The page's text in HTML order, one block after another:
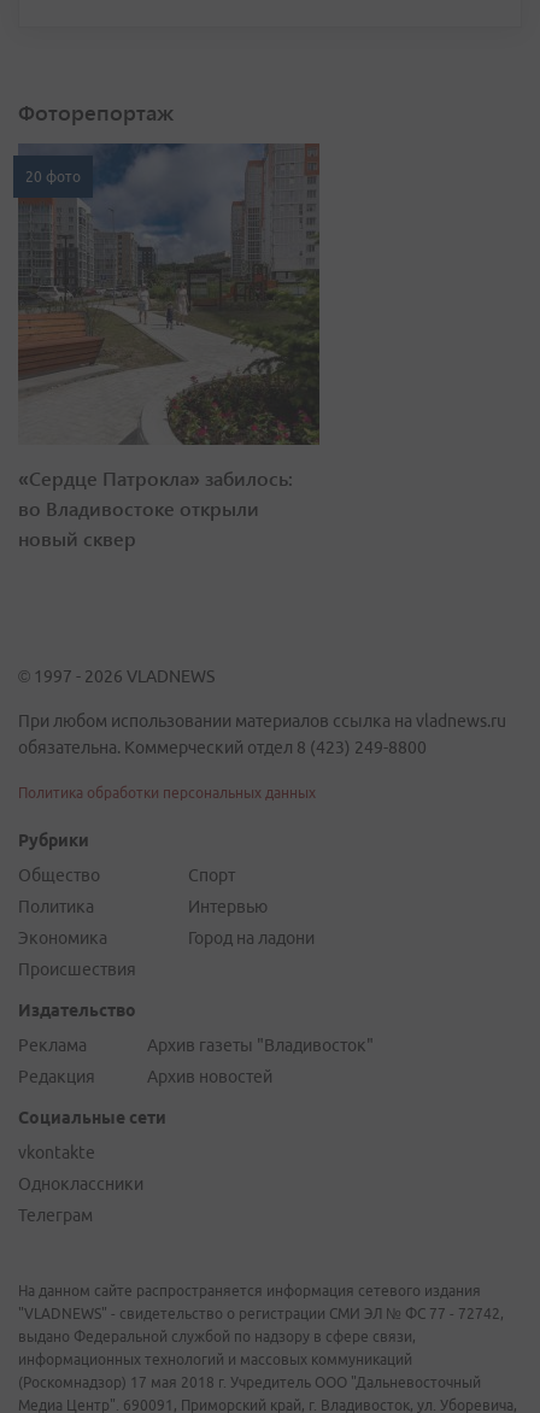
Фоторепортаж
20 фото
«Сердце Патрокла» забилось:
во Владивостоке открыли
новый сквер
© 1997 - 2026 VLADNEWS
При любом использовании материалов ссылка на vladnews.ru
обязательна. Коммерческий отдел 8 (423) 249-8800
Политика обработки персональных данных
Рубрики
Общество
Политика
Экономика
Происшествия
Спорт
Интервью
Город на ладони
Издательство
Реклама
Редакция
Архив газеты "Владивосток"
Архив новостей
Социальные сети
vkontakte
Одноклассники
Телеграм
На данном сайте распространяется информация сетевого издания
"VLADNEWS" - свидетельство о регистрации СМИ ЭЛ № ФС 77 - 72742,
выдано Федеральной службой по надзору в сфере связи,
информационных технологий и массовых коммуникаций
(Роскомнадзор) 17 мая 2018 г. Учредитель ООО "Дальневосточный
Медиа Центр". 690091, Приморский край, г. Владивосток, ул. Уборевича,